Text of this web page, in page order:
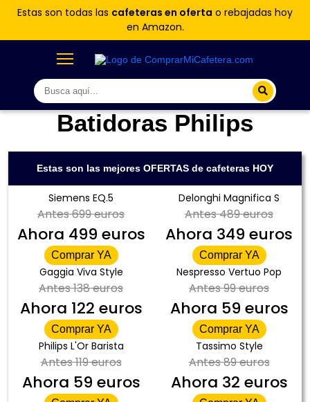
Estas son todas las cafeteras en oferta o rebajadas hoy
en Amazon.
Batidoras Philips
Estas son las mejores OFERTAS de cafeteras HOY
Siemens EQ.5
Antes699 euros
Ahora 499 euros
Comprar YA
Delonghi Magnifica S
Antes489 euros
Ahora 349 euros
Comprar YA
Gaggia Viva Style
Antes138 euros
Ahora 122 euros
Comprar YA
Nespresso Vertuo Pop
Antes99 euros
Ahora 59 euros
Comprar YA
Philips L'Or Barista
Antes119 euros
Ahora 59 euros
Tassimo Style
Antes89 euros
Ahora 32 euros